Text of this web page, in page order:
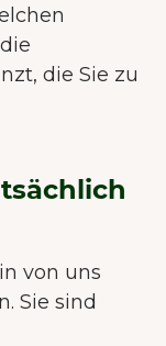
die Sie zu
von uns
Sie sind